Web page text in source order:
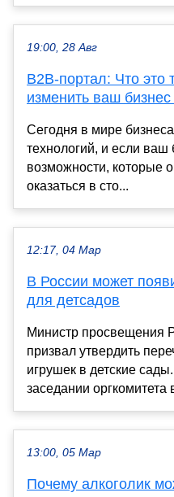
19:00, 28 Авг
B2B-портал: Что это
изменить ваш
Сегодня в мире бизнеса
технологий, и если ваш
возможности, которые
оказаться в сто...
12:17, 04 Мар
В России может
для детсадов
Министр просвещения
призвал утвердить
игрушек в детские
заседании оргкомитета
13:00, 05 Мар
Почему алкоголик